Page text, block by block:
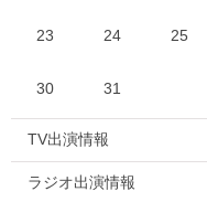
23 24 25
30 31
TV出演情報
ラジオ出演情報